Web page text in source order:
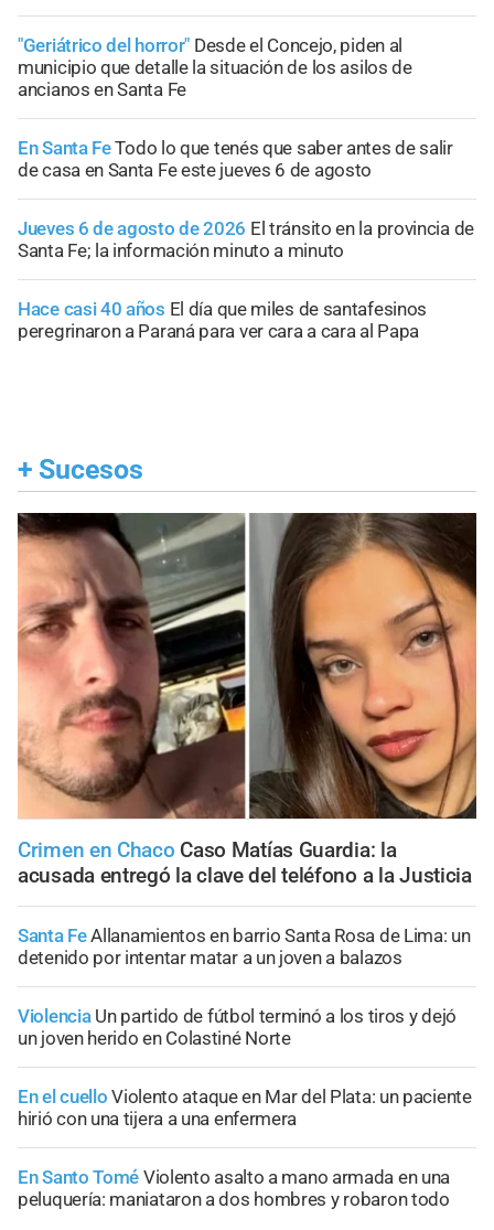
"Geriátrico del horror" Desde el Concejo, piden al
municipio que detalle la situación de los asilos de
ancianos en Santa Fe
En Santa FeTodo lo que tenés que saber antes de salir
de casa en Santa Fe este jueves 6 de agosto
Jueves 6 de agosto de 2026 El tránsito en la provincia de
Santa Fe; la información minuto a minuto
Hace casi 40 años El día que miles de santafesinos
peregrinaron a Paraná para ver cara a cara al Papa
+ Sucesos
Crimen en Chaco Caso Matías Guardia: la
acusada entregó la clave del teléfono a la Justicia
Santa FeAllanamientos en barrio Santa Rosa de Lima: un
detenido por intentar matar a un joven a balazos
Violencia Un partido de fútbol terminó a los tiros y dejó
un joven herido en Colastiné Norte
En el cuello Violento ataque en Mar del Plata: un paciente
hirió con una tijera a una enfermera
En Santo Tomé Violento asalto a mano armada en una
peluquería: maniataron a dos hombres y robaron todo